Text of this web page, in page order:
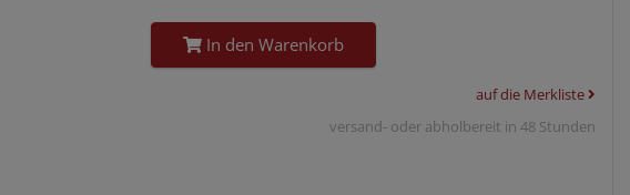
In den Warenkorb
auf die Merkliste
versand- oder abholbereit in 48 Stunden